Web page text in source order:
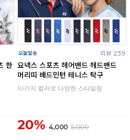
한
리뷰 239
요넥스 스포츠 헤어밴드 헤드밴드
머리띠 배드민턴 테니스 탁구
10가지 컬러로 다양한 스타일링
20% 4,000 5,000